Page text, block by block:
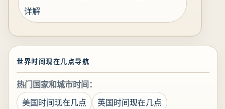
详解
世界时间现在几点导航
热门国家和城市时间：
美国时间现在几点
英国时间现在几点